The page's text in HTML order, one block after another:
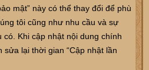
mật” này có thể thay đổi để phù
tôi cũng như nhu cầu và sự
Khi cập nhật nội dung chính
sửa lại thời gian “Cập nhật lần